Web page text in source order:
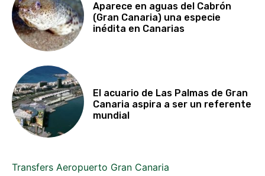
Aparece en aguas del Cabrón
(Gran Canaria) una especie
inédita en Canarias
El acuario de Las Palmas de Gran
Canaria aspira a ser un referente
mundial
Transfers Aeropuerto Gran Canaria